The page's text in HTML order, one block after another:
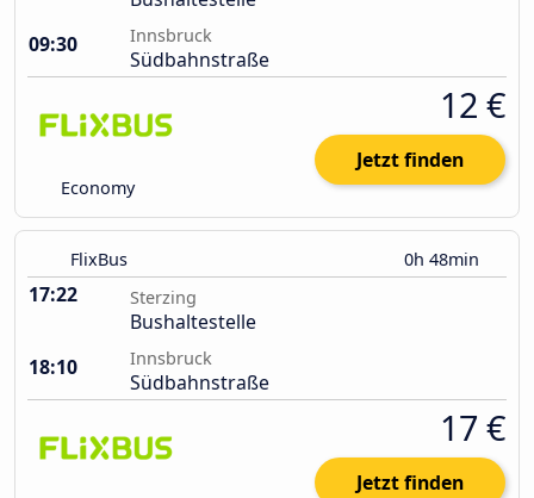
09:30
Innsbruck
Südbahnstraße
Economy
12 €
Jetzt finden
FlixBus 0h 48min
17:22 Sterzing
Bushaltestelle
18:10
Innsbruck
Südbahnstraße
17 €
Jetzt finden